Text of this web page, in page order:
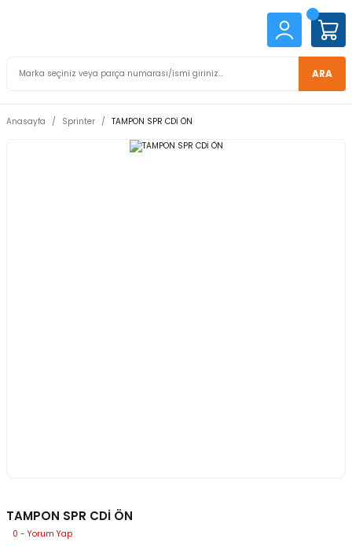
ARA
Anasayfa Sprinter TAMPON SPR CDİ ÖN
TAMPON SPR CDİ ÖN
0 - Yorum Yap